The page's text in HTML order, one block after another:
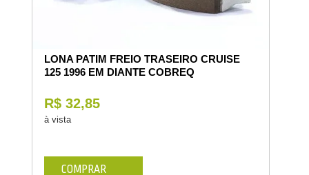
LONA PATIM FREIO TRASEIRO CRUISE
125 1996 EM DIANTE COBREQ
R$ 32,85
à vista
COMPRAR